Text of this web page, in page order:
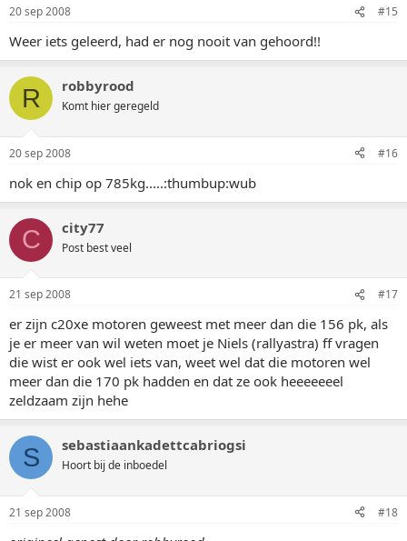
20 sep 2008 #15
Weer iets geleerd, had er nog nooit van gehoord!!
R robbyrood
Komt hier geregeld
20 sep 2008 #16
nok en chip op 785kg.....:thumbup:wub
C city77
Post best veel
21 sep 2008 #17
er zijn c20xe motoren geweest met meer dan die 156 pk, als
je er meer van wil weten moet je Niels (rallyastra) ff vragen
die wist er ook wel iets van, weet wel dat die motoren wel
meer dan die 170 pk hadden en dat ze ook heeeeeeel
zeldzaam zijn hehe
S sebastiaankadettcabriogsi
Hoort bij de inboedel
21 sep 2008 #18